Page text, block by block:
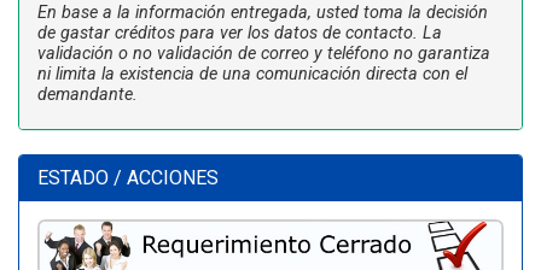
En base a la información entregada, usted toma la decisión
de gastar créditos para ver los datos de contacto. La
validación o no validación de correo y teléfono no garantiza
ni limita la existencia de una comunicación directa con el
demandante.
ESTADO / ACCIONES